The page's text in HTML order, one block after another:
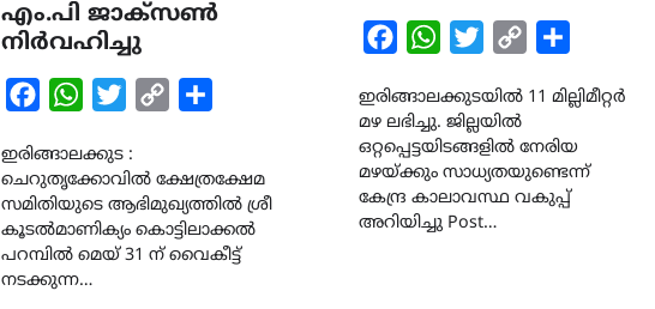
എം.പി ജാക്സൺ
നിർവഹിച്ചു
FacebookWhatsAppTwitterCopy
ഇരിങ്ങാലക്കുട :
ചെറുതൃക്കോവിൽ ക്ഷേത്രക്ഷേമ
സമിതിയുടെ ആഭിമുഖ്യത്തിൽ ശ്രീ
കൂടൽമാണിക്യം കൊട്ടിലാക്കൽ
പറമ്പിൽ മെയ് 31 ന് വൈകീട്ട്
നടക്കുന്ന…
FacebookWhatsAppTwitterCopy
ഇരിങ്ങാലക്കുടയിൽ 11 മില്ലിമീറ്റർ
മഴ ലഭിച്ചു. ജില്ലയിൽ
ഒറ്റപ്പെട്ടയിടങ്ങളിൽ നേരിയ
മഴയ്ക്കും സാധ്യതയുണ്ടെന്ന്
കേന്ദ്ര കാലാവസ്ഥ വകുപ്പ്
അറിയിച്ചു Post…
സർഗ്ഗസാഹിതി-
കവിതാസംഗമം 2026 കവിതാ
ചർച്ച കാട്ടൂർ, ടി. കെ. ബാലൻ
ഹാളിൽ 16ന്
August 6, 2026